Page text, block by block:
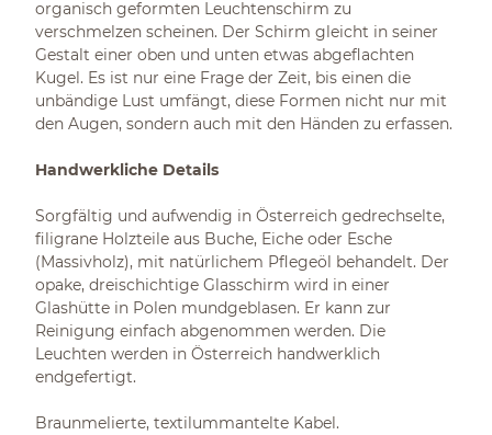
organisch geformten Leuchtenschirm zu
verschmelzen scheinen. Der Schirm gleicht in seiner
Gestalt einer oben und unten etwas abgeflachten
Kugel. Es ist nur eine Frage der Zeit, bis einen die
unbändige Lust umfängt, diese Formen nicht nur mit
den Augen, sondern auch mit den Händen zu erfassen.
Handwerkliche Details
Sorgfältig und aufwendig in Österreich gedrechselte,
filigrane Holzteile aus Buche, Eiche oder Esche
(Massivholz), mit natürlichem Pflegeöl behandelt. Der
opake, dreischichtige Glasschirm wird in einer
Glashütte in Polen mundgeblasen. Er kann zur
Reinigung einfach abgenommen werden. Die
Leuchten werden in Österreich handwerklich
endgefertigt.
Braunmelierte, textilummantelte Kabel.